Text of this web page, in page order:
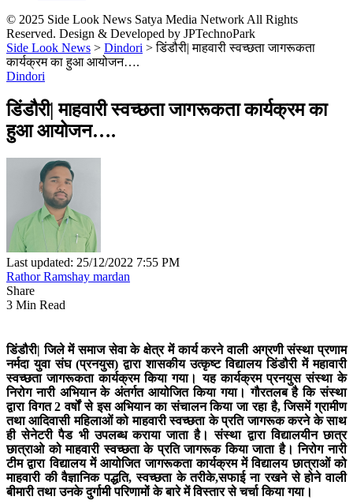
© 2025 Side Look News Satya Media Network All Rights
Reserved. Design & Developed by JPTechnoPark
Side Look News > Dindori >डिंडौरी| माहवारी स्वच्छता जागरूकता
कार्यक्रम का हुआ आयोजन….
Dindori
डिंडौरी| माहवारी स्वच्छता जागरूकता कार्यक्रम का
हुआ आयोजन….
Last updated: 25/12/2022 7:55 PM
Rathor Ramshay mardan
Share
3 Min Read
डिंडौरी| जिले में समाज सेवा के क्षेत्र में कार्य करने वाली अग्रणी संस्था प्रणाम
नर्मदा युवा संघ (प्रनयुस) द्वारा शासकीय उत्कृष्ट विद्यालय डिंडौरी में महावारी
स्वच्छता जागरूकता कार्यक्रम किया गया। यह कार्यक्रम प्रनयुस संस्था के
निरोग नारी अभियान के अंतर्गत आयोजित किया गया। गौरतलब है कि संस्था
द्वारा विगत 2 वर्षों से इस अभियान का संचालन किया जा रहा है, जिसमें ग्रामीण
तथा आदिवासी महिलाओं को माहवारी स्वच्छता के प्रति जागरूक करने के साथ
ही सेनेटरी पैड भी उपलब्ध कराया जाता है। संस्था द्वारा विद्यालयीन छात्र
छात्राओ को माहवारी स्वच्छता के प्रति जागरूक किया जाता है। निरोग नारी
टीम द्वारा विद्यालय में आयोजित जागरूकता कार्यक्रम में विद्यालय छात्राओं को
माहवारी की वैज्ञानिक पद्धति, स्वच्छता के तरीके,सफाई ना रखने से होने वाली
बीमारी तथा उनके दुर्गामी परिणामों के बारे में विस्तार से चर्चा किया गया।